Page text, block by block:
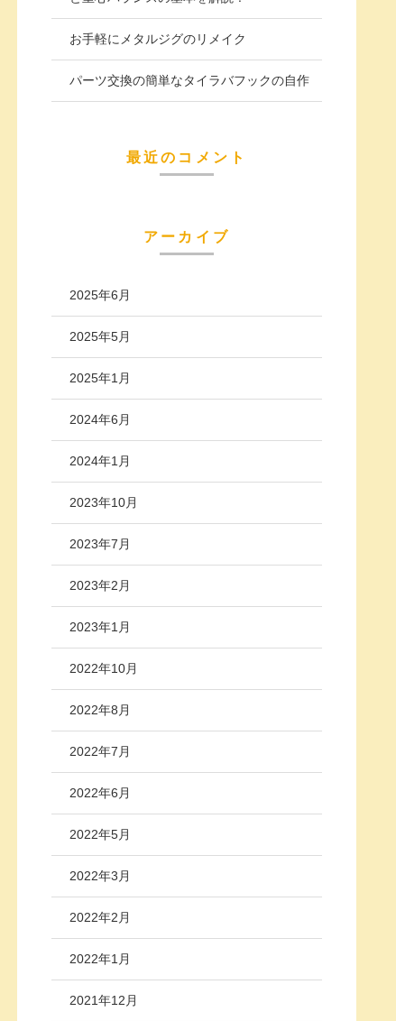
お手軽にメタルジグのリメイク
パーツ交換の簡単なタイラバフックの自作
最近のコメント
アーカイブ
2025年6月
2025年5月
2025年1月
2024年6月
2024年1月
2023年10月
2023年7月
2023年2月
2023年1月
2022年10月
2022年8月
2022年7月
2022年6月
2022年5月
2022年3月
2022年2月
2022年1月
2021年12月